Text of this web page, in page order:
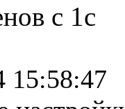
с 1с
15:58:47